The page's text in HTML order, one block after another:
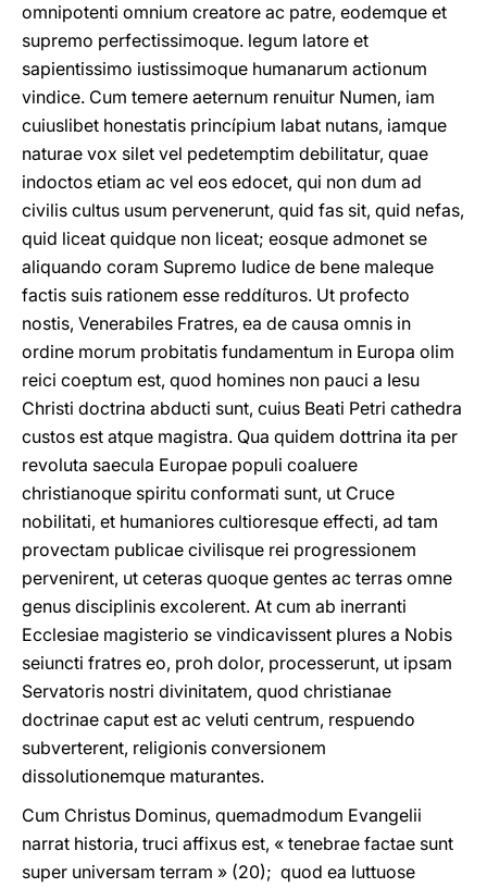
omnipotenti omnium creatore ac patre, eodemque et
supremo perfectissimoque. legum latore et
sapientissimo iustissimoque humanarum actionum
vindice. Cum temere aeternum renuitur Numen, iam
cuiuslibet honestatis princípium labat nutans, iamque
naturae vox silet vel pedetemptim debilitatur, quae
indoctos etiam ac vel eos edocet, qui non dum ad
civilis cultus usum pervenerunt, quid fas sit, quid nefas,
quid liceat quidque non liceat; eosque admonet se
aliquando coram Supremo Iudice de bene maleque
factis suis rationem esse reddíturos. Ut profecto
nostis, Venerabiles Fratres, ea de causa omnis in
ordine morum probitatis fundamentum in Europa olim
reici coeptum est, quod homines non pauci a Iesu
Christi doctrina abducti sunt, cuius Beati Petri cathedra
custos est atque magistra. Qua quidem dottrina ita per
revoluta saecula Europae populi coaluere
christianoque spiritu conformati sunt, ut Cruce
nobilitati, et humaniores cultioresque effecti, ad tam
provectam publicae civilisque rei progressionem
pervenirent, ut ceteras quoque gentes ac terras omne
genus disciplinis excolerent. At cum ab inerranti
Ecclesiae magisterio se vindicavissent plures a Nobis
seiuncti fratres eo, proh dolor, processerunt, ut ipsam
Servatoris nostri divinitatem, quod christianae
doctrinae caput est ac veluti centrum, respuendo
subverterent, religionis conversionem
dissolutionemque maturantes.
Cum Christus Dominus, quemadmodum Evangelii
narrat historia, truci affixus est, « tenebrae factae sunt
super universam terram » (20); quod ea luttuose